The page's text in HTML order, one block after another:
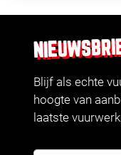
Blijf als echte
hoogte van
laatste